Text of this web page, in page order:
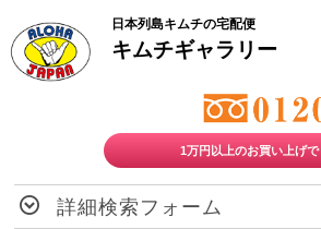
日本列島キムチの宅配便
キムチギャラリー
1万円以上のお買い上げで
詳細検索フォーム